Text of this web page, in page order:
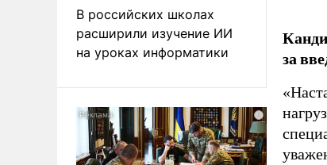
В российских школах
расширили изучение ИИ
на уроках информатики
за